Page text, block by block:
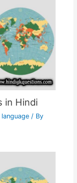
in Hindi
/ By